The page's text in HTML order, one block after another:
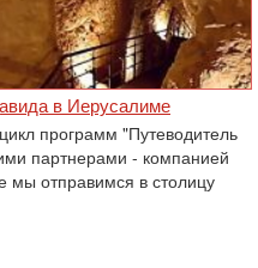
в Иерусалиме
программ "Путеводитель
партнерами - компанией
мы отправимся в столицу